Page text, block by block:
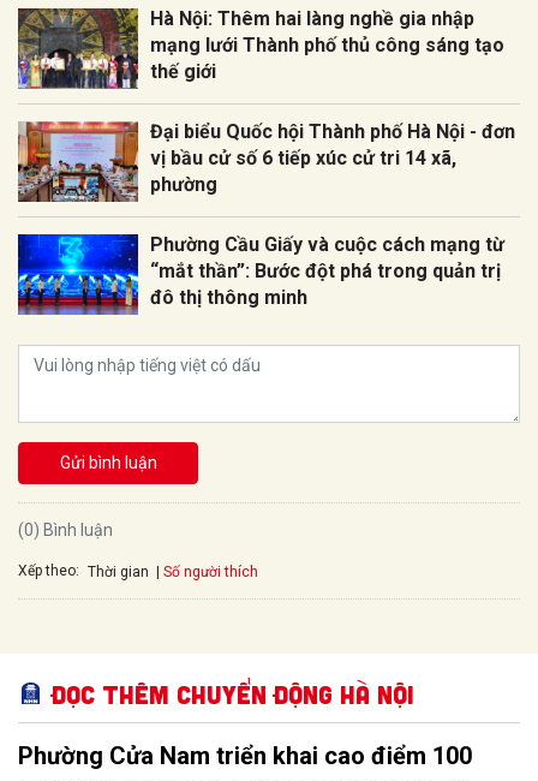
Hà Nội: Thêm hai làng nghề gia nhập
mạng lưới Thành phố thủ công sáng tạo
thế giới
Đại biểu Quốc hội Thành phố Hà Nội - đơn
vị bầu cử số 6 tiếp xúc cử tri 14 xã,
phường
Phường Cầu Giấy và cuộc cách mạng từ
“mắt thần”: Bước đột phá trong quản trị
đô thị thông minh
Gửi bình luận
(0) Bình luận
Xếp theo: Thời gian Số người thích
Đọc thêm Chuyển động Hà Nội
Phường Cửa Nam triển khai cao điểm 100